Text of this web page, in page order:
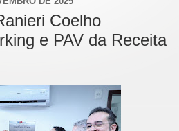
Coelho
e PAV da Receita